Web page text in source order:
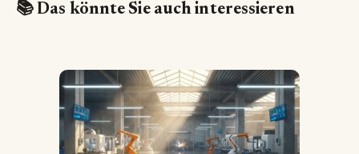
📚 Das könnte Sie auch interessieren